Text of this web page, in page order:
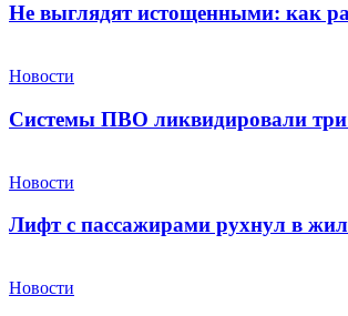
Не выглядят истощенными: как
Новости
Системы ПВО ликвидировали
Новости
Лифт с пассажирами рухнул в
Новости